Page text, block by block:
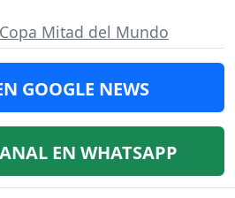
Copa Mitad del Mundo
GOOGLE NEWS
EN WHATSAPP